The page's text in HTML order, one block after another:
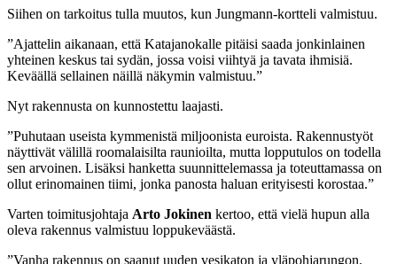
Siihen on tarkoitus tulla muutos, kun Jungmann-kortteli valmistuu.
”Ajattelin aikanaan, että Katajanokalle pitäisi saada jonkinlainen
yhteinen keskus tai sydän, jossa voisi viihtyä ja tavata ihmisiä.
Keväällä sellainen näillä näkymin valmistuu.”
Nyt rakennusta on kunnostettu laajasti.
”Puhutaan useista kymmenistä miljoonista euroista. Rakennustyöt
näyttivät välillä roomalaisilta raunioilta, mutta lopputulos on todella
sen arvoinen. Lisäksi hanketta suunnittelemassa ja toteuttamassa on
ollut erinomainen tiimi, jonka panosta haluan erityisesti korostaa.”
Varten toimitusjohtaja Arto Jokinen kertoo, että vielä hupun alla
oleva rakennus valmistuu loppukeväästä.
”Vanha rakennus on saanut uuden vesikaton ja yläpohjarungon.